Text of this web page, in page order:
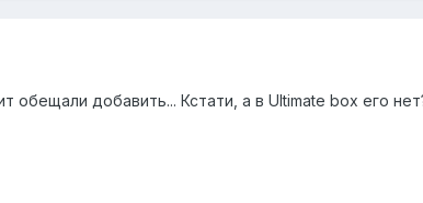
обещали добавить... Кстати, а в Ultimate box его